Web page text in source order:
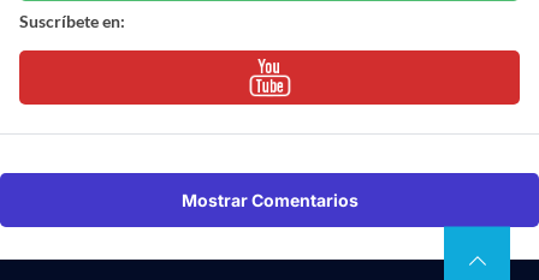
Suscríbete en:
Mostrar Comentarios